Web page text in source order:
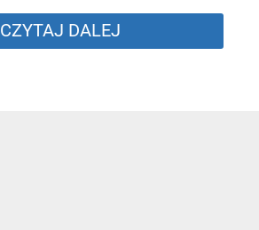
CZYTAJ DALEJ